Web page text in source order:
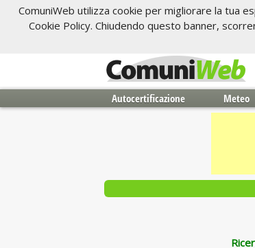
ComuniWeb utilizza cookie per migliorare la tua
Cookie Policy. Chiudendo questo banner,
Autocertificazione Meteo